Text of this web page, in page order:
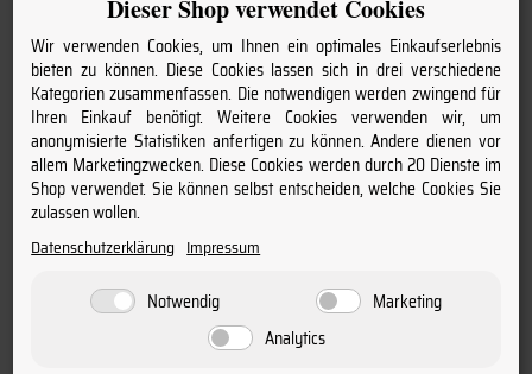
Lagerfähig:
langfristig
Information:
enthält Sulfite
Anschrift:
Bodega Avelino Vegas S.A., Santiuste de S.J.Bauti, E-
Dieser Shop verwendet Cookies
Wir verwenden Cookies, um Ihnen ein optimales Einkaufserlebnis
bieten zu können. Diese Cookies lassen sich in drei verschiedene
Kategorien zusammenfassen. Die notwendigen werden zwingend für
Ihren Einkauf benötigt. Weitere Cookies verwenden wir, um
anonymisierte Statistiken anfertigen zu können. Andere dienen vor
allem Marketingzwecken. Diese Cookies werden durch 20 Dienste im
Shop verwendet. Sie können selbst entscheiden, welche Cookies Sie
zulassen wollen.
Datenschutzerklärung Impressum
Notwendig
Marketing
Analytics